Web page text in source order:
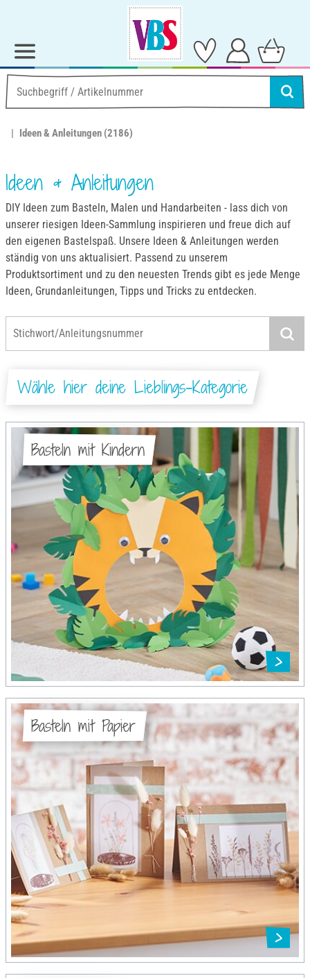
Ideen & Anleitungen (2186)
Ideen & Anleitungen
DIY Ideen zum Basteln, Malen und Handarbeiten - lass dich von
unserer riesigen Ideen-Sammlung inspirieren und freue dich auf
den eigenen Bastelspaß. Unsere Ideen & Anleitungen werden
ständig von uns aktualisiert. Passend zu unserem
Produktsortiment und zu den neuesten Trends gibt es jede Menge
Ideen, Grundanleitungen, Tipps und Tricks zu entdecken.
Wähle hier deine Lieblings-Kategorie
Basteln mit Kindern
Basteln mit Papier